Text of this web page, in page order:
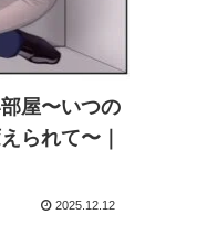
屋〜いつの
られて〜｜
2025.12.12